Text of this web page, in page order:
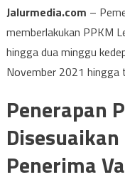
Jalurmedia.com –
memberlakukan PPKM
hingga dua minggu
November 2021
Penerapan
Penerima